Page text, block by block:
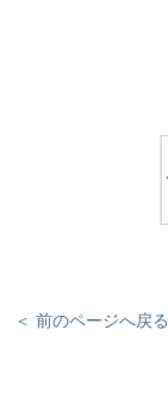
＜ 前のページへ戻る